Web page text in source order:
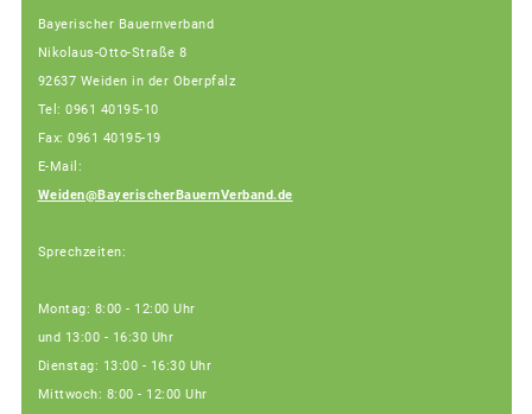
Bayerischer Bauernverband
Nikolaus-Otto-Straße 8
92637 Weiden in der Oberpfalz
Tel: 0961 40195-10
Fax: 0961 40195-19
E-Mail:
Weiden@BayerischerBauernVerband.de
Sprechzeiten:
Montag: 8:00 - 12:00 Uhr
und 13:00 - 16:30 Uhr
Dienstag: 13:00 - 16:30 Uhr
Mittwoch: 8:00 - 12:00 Uhr